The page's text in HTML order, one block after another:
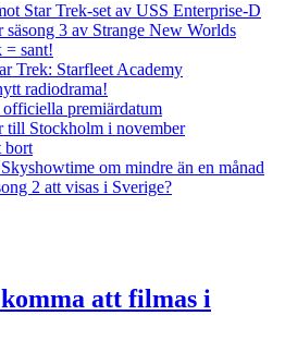
Star Trek-set av USS Enterprise-D
säsong 3 av Strange New Worlds
= sant!
Trek: Starfleet Academy
radiodrama!
premiärdatum
till Stockholm i november
bort
om mindre än en månad
2 att visas i Sverige?
att filmas i